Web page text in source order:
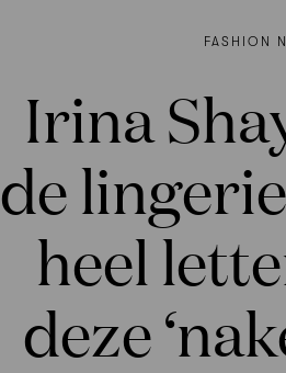
FASHION
Irina
de
heel
deze